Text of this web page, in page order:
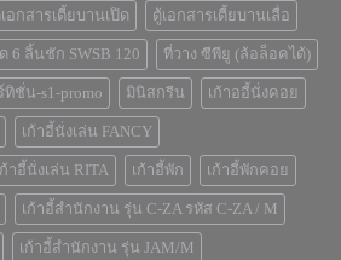
อกสารเตี้ยบานเปิด ตู้เอกสารเตี้ยบานเลื่อ
6 ลิ้นชัก SWSB 120 ที่วาง ซีพียู (ล้อล็อคได้)
ทิชั่น-s1-promo มินิสกรีน เก้าออี้นั่งคอย
เก้าอี้นั่งเล่น FANCY
ก้าอี้นั่งเล่น RITA เก้าอี้พัก เก้าอี้พักคอย
เก้าอี้สำนักงาน รุ่น C-ZA รหัส C-ZA / M
เก้าอี้สำนักงาน รุ่น JAM/M